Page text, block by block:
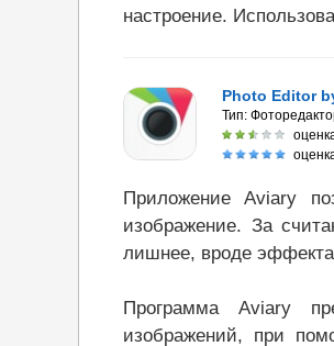
настроение.
Photo Editor
Тип:
Приложение Aviary
изображение. За
лишнее, вроде эффекта
Программа Aviary
изображений, при